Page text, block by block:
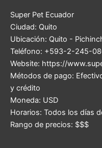
Super Pet Ecuador
Ciudad: Quito
Ubicación: Quito -
Teléfono: +593-2-245-
Website: https://
Métodos de pago:
y crédito
Moneda: USD
Horarios: Todos los días
Rango de precios: $$$